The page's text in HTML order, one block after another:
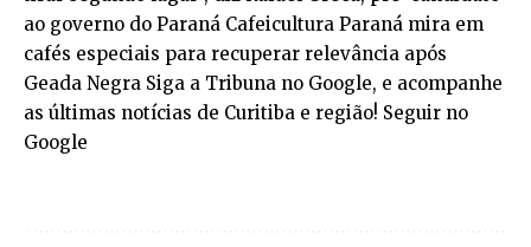
ao governo do Paraná Cafeicultura Paraná mira em
cafés especiais para recuperar relevância após
Geada Negra Siga a Tribuna no Google, e acompanhe
as últimas notícias de Curitiba e região! Seguir no
Google